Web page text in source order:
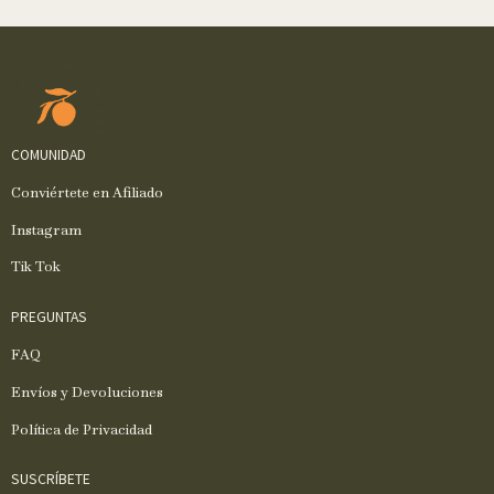
COMUNIDAD
Conviértete en Afiliado
Instagram
Tik Tok
PREGUNTAS
FAQ
Envíos y Devoluciones
Política de Privacidad
SUSCRÍBETE